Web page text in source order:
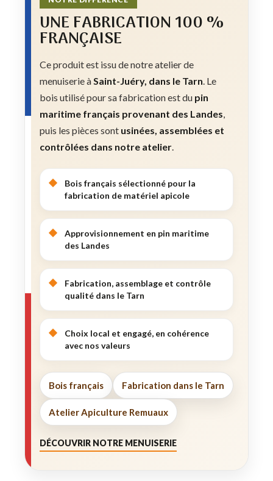
UNE FABRICATION 100 %
FRANÇAISE
Ce produit est issu de notre atelier de
menuiserie à Saint-Juéry, dans le Tarn . Le
bois utilisé pour sa fabrication est du pin
maritime français provenant des Landes
puis les pièces sont usinées, assemblées et
contrôlées dans notre atelier
Bois français sélectionné pour la
fabrication de matériel apicole
Approvisionnement en pin maritime
des Landes
Fabrication, assemblage et contrôle
qualité dans le Tarn
Choix local et engagé, en cohérence
avec nos valeurs
Bois français Fabrication dans le Tarn
Atelier Apiculture Remuaux
DÉCOUVRIR NOTRE MENUISERIE